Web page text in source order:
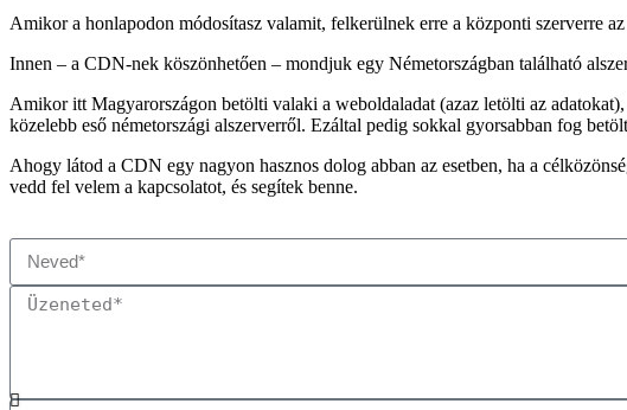
Amikor a honlapodon módosítasz valamit, felkerülnek erre a központi szerverre
Innen – a CDN-nek köszönhetően – mondjuk egy Németországban található
Amikor itt Magyarországon betölti valaki a weboldaladat (azaz letölti az
közelebb eső németországi alszerverről. Ezáltal pedig sokkal gyorsabban fog
Ahogy látod a CDN egy nagyon hasznos dolog abban az esetben, ha a
vedd fel velem a kapcsolatot, és segítek benne.